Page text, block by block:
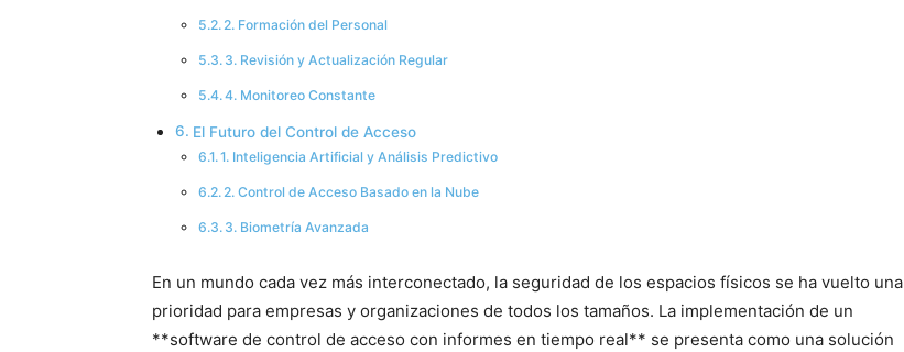
2. Formación del Personal
3. Revisión y Actualización Regular
4. Monitoreo Constante
El Futuro del Control de Acceso
1. Inteligencia Artificial y Análisis Predictivo
2. Control de Acceso Basado en la Nube
3. Biometría Avanzada
En un mundo cada vez más interconectado, la seguridad de los espacios físicos se ha vuelto una
prioridad para empresas y organizaciones de todos los tamaños. La implementación de un
**software de control de acceso con informes en tiempo real** se presenta como una solución